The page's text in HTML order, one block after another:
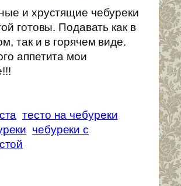
и хрустящие чебуреки
готовы. Подавать как в
так и в горячем виде.
аппетита мои
тесто на чебуреки
чебуреки с